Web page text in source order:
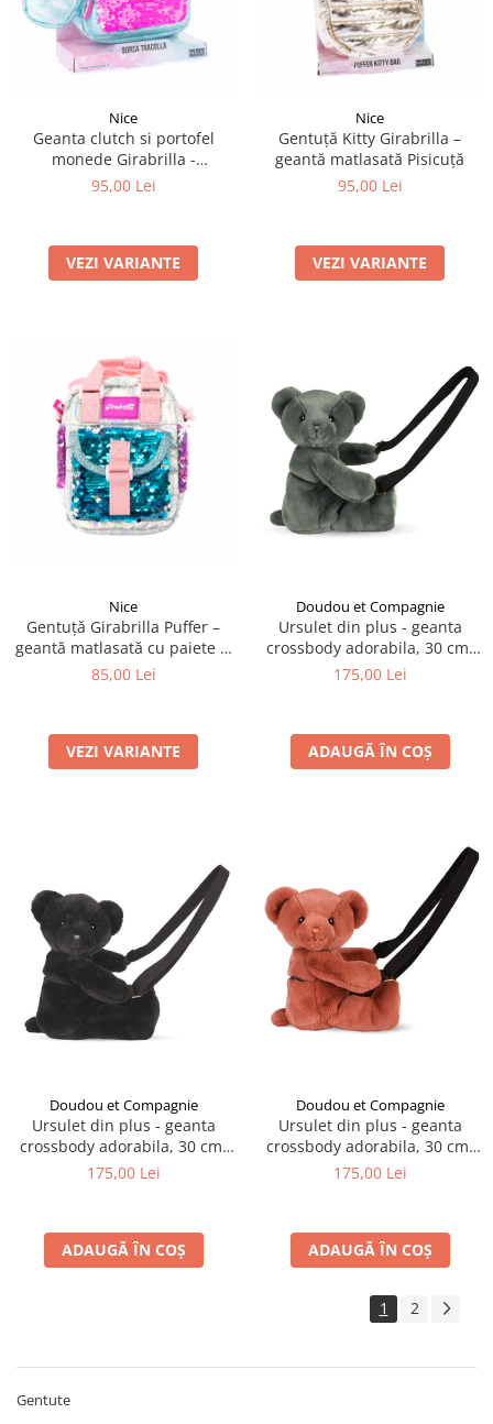
Nice
Geanta clutch si portofel
monede Girabrilla -
matlasata, cu paiete
95,00 Lei
VEZI VARIANTE
Nice
Gentuță Kitty Girabrilla –
geantă matlasată Pisicuță
95,00 Lei
VEZI VARIANTE
Nice
Gentuță Girabrilla Puffer –
geantă matlasată cu paiete și
efect irizat
85,00 Lei
VEZI VARIANTE
Doudou et Compagnie
Ursulet din plus - geanta
crossbody adorabila, 30 cm,
Kaki
175,00 Lei
ADAUGĂ ÎN COȘ
Doudou et Compagnie
Ursulet din plus - geanta
crossbody adorabila, 30 cm,
Negru
175,00 Lei
ADAUGĂ ÎN COȘ
Doudou et Compagnie
Ursulet din plus - geanta
crossbody adorabila, 30 cm,
Teracota
175,00 Lei
ADAUGĂ ÎN COȘ
1 2
Gentute